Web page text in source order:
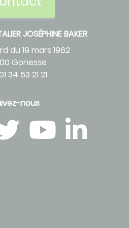
JOSÉPHINE BAKER
du 19 mars 1962
Gonesse
34 53 21 21
nous